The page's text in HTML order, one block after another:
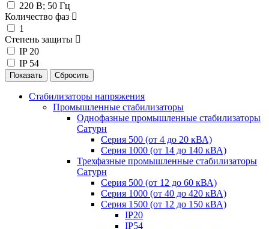
220 В; 50 Гц
Количество фаз
1
Степень защиты
IP 20
IP 54
Стабилизаторы напряжения
Промышленные стабилизаторы
Однофазные промышленные стабилизаторы
Сатурн
Серия 500 (от 4 до 20 кВА)
Серия 1000 (от 14 до 140 кВА)
Трехфазные промышленные стабилизаторы
Сатурн
Cерия 500 (от 12 до 60 кВА)
Серия 1000 (от 40 до 420 кВА)
Серия 1500 (от 12 до 150 кВА)
IP20
IP54